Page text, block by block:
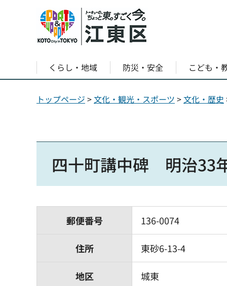
くらし・地域 防災・安全 こども・
トップページ >文化・観光・スポーツ >文化・歴史
四十町講中碑 明治33
郵便番号 136-0074
住所 東砂6-13-4
地区 城東